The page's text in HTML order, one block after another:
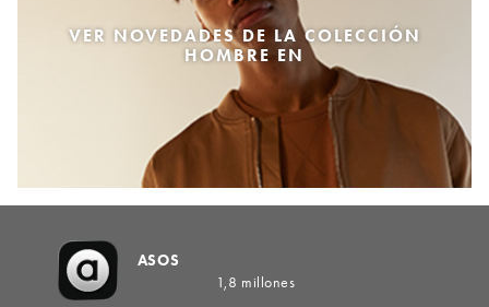
VER NOVEDADES DE LA COLECCIÓN
HOMBRE EN
ASOS
1,8 millones